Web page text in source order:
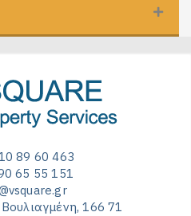
89 60 463
65 55 151
166 71